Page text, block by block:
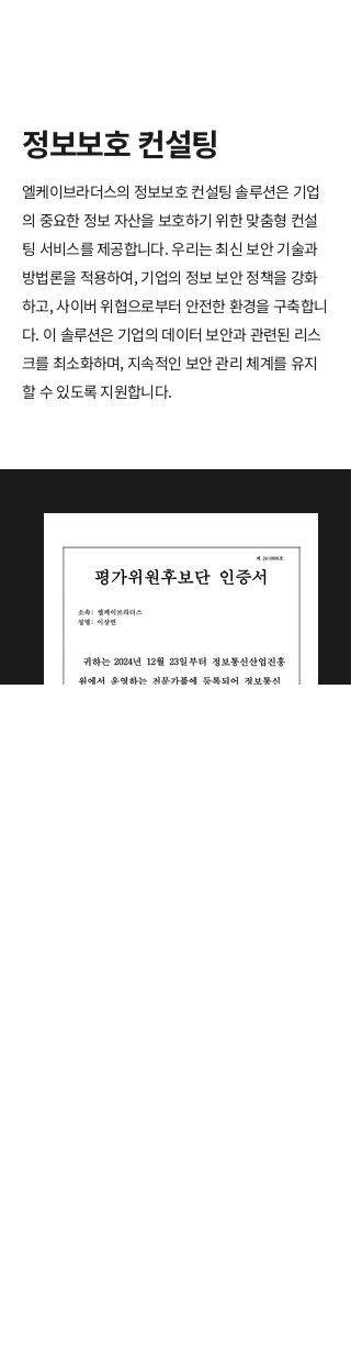
정보보호 컨설팅​
엘케이브라더스의 정보보호 컨설팅 솔루션은 기업
의 중요한 정보 자산을 보호하기 위한 맞춤형 컨설
팅 서비스를 제공합니다. 우리는 최신 보안 기술과
방법론을 적용하여, 기업의 정보 보안 정책을 강화
하고,사이버 위협으로부터 안전한 환경을 구축합니
다. 이 솔루션은 기업의 데이터 보안과 관련된 리스
크를 최소화하며, 지속적인 보안 관리 체계를 유지
할 수 있도록 지원합니다.